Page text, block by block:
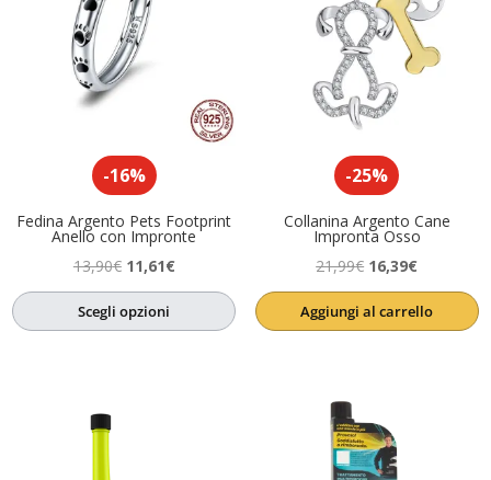
-16%
Fedina Argento Pets Footprint
Anello con Impronte
13,90€ Il
prezzo
originale
11,61€Il
prezzo
Scegli opzioni
-25%
Collanina Argento Cane
Impronta Osso
21,99€ Il
prezzo
originale
16,39€Il
prezzo
attuale
Aggiungi al carrello